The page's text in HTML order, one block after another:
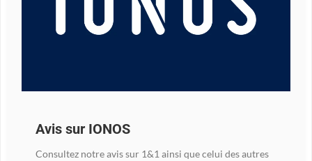
Avis sur IONOS
Consultez notre avis sur 1&1 ainsi que celui des autres